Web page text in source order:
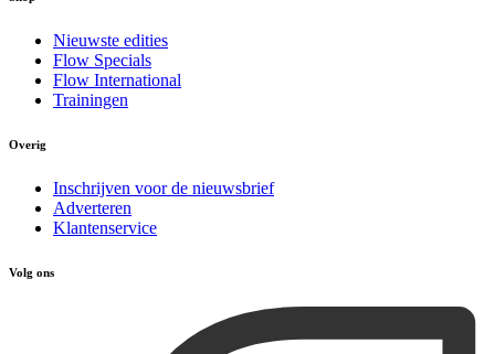
Nieuwste edities
Flow Specials
Flow International
Trainingen
Overig
Inschrijven voor de nieuwsbrief
Adverteren
Klantenservice
Volg ons